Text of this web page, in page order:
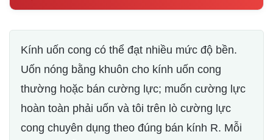
Kính uốn cong có thể đạt nhiều mức độ bền.
Uốn nóng bằng khuôn cho kính uốn cong
thường hoặc bán cường lực; muốn cường lực
hoàn toàn phải uốn và tôi trên lò cường lực
cong chuyên dụng theo đúng bán kính R. Mỗi